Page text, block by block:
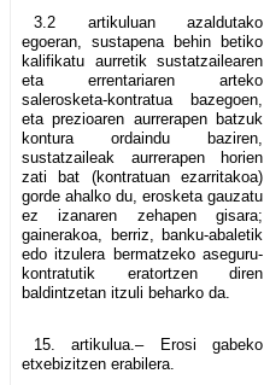
3.2 artikuluan azaldutako
egoeran, sustapena behin betiko
kalifikatu aurretik sustatzailearen
eta errentariaren arteko
salerosketa-kontratua bazegoen,
eta prezioaren aurrerapen batzuk
kontura ordaindu baziren,
sustatzaileak aurrerapen horien
zati bat (kontratuan ezarritakoa)
gorde ahalko du, erosketa gauzatu
ez izanaren zehapen gisara;
gainerakoa, berriz, banku-abaletik
edo itzulera bermatzeko aseguru-
kontratutik eratortzen diren
baldintzetan itzuli beharko da.
15. artikulua.– Erosi gabeko
etxebizitzen erabilera.